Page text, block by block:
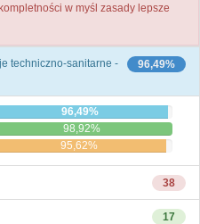
w myśl zasady lepsze
96,49%
techniczno-sanitarne -
96,49%
98,92%
95,62%
38
17